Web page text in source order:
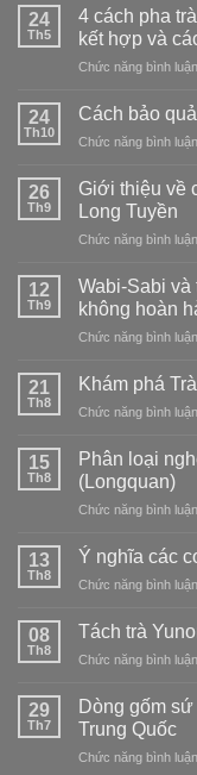
24
Th5
4 cách pha
kết hợp và
Chức năng bình
24
Th10
Cách bảo
Chức năng bình
26
Th9
Giới thiệu về
Long Tuyền
Chức năng bình
12
Th9
Wabi-Sabi và
không hoàn
Chức năng bình
21
Th8
Khám phá
Chức năng bình
15
Th8
Phân loại
(Longquan)
Chức năng bình
13
Th8
Ý nghĩa các
Chức năng bình
08
Th8
Tách trà
Chức năng bình
29
Th7
Dòng gốm
Trung Quốc
Chức năng bình